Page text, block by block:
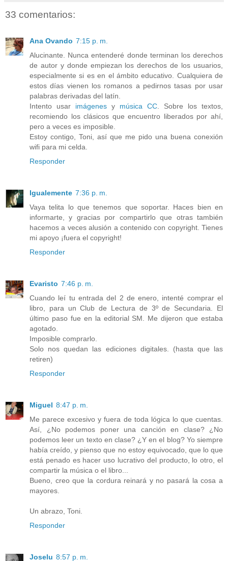
33 comentarios:
Ana Ovando 7:15 p. m.
Alucinante. Nunca entenderé donde terminan los derechos
de autor y donde empiezan los derechos de los usuarios,
especialmente si es en el ámbito educativo. Cualquiera de
estos días vienen los romanos a pedirnos tasas por usar
palabras derivadas del latín.
Intento usar imágenes y música CC . Sobre los textos,
recomiendo los clásicos que encuentro liberados por ahí,
pero a veces es imposible.
Estoy contigo, Toni, así que me pido una buena conexión
wifi para mi celda.
Responder
Igualemente 7:36 p. m.
Vaya telita lo que tenemos que soportar. Haces bien en
informarte, y gracias por compartirlo que otras también
hacemos a veces alusión a contenido con copyright. Tienes
mi apoyo ¡fuera el copyright!
Responder
Evaristo 7:46 p. m.
Cuando leí tu entrada del 2 de enero, intenté comprar el
libro, para un Club de Lectura de 3º de Secundaria. El
último paso fue en la editorial SM. Me dijeron que estaba
agotado.
Imposible comprarlo.
Solo nos quedan las ediciones digitales. (hasta que las
retiren)
Responder
Miguel 8:47 p. m.
Me parece excesivo y fuera de toda lógica lo que cuentas.
Así, ¿No podemos poner una canción en clase? ¿No
podemos leer un texto en clase? ¿Y en el blog? Yo siempre
había creído, y pienso que no estoy equivocado, que lo que
está penado es hacer uso lucrativo del producto, lo otro, el
compartir la música o el libro...
Bueno, creo que la cordura reinará y no pasará la cosa a
mayores.
Un abrazo, Toni.
Responder
Joselu 8:57 p. m.